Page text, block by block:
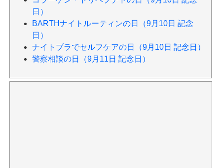
日）
BARTHナイトルーティンの日（9月10日 記念
日）
ナイトブラでセルフケアの日（9月10日 記念日）
警察相談の日（9月11日 記念日）